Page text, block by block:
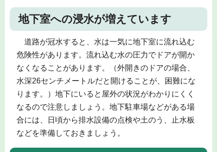
地下室への浸水が増えています
道路が冠水すると、水は一気に地下室に流れ込む
危険性があります。流れ込む水の圧力でドアが開か
なくなることがあります。（外開きのドアの場合、
水深26センチメートルだと開けることが、困難にな
ります。）地下にいると屋外の状況がわかりにくく
なるので注意しましょう。地下駐車場などがある場
合には、日頃から排水設備の点検や土のう、止水板
などを準備しておきましょう。